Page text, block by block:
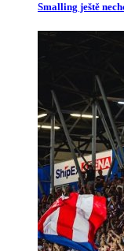
Smalling ještě